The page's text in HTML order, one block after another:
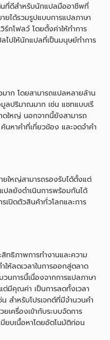
นที่ดีสำหรับนักแปลมืออาชีพที่
ยได้รวมรูปแบบการแปลภาษา
ร์กโฟลว์ โดยตั้งค่าให้ทำการ
ไปให้นักแปลที่เป็นมนุษย์ทำการ
มาก โดยสามารถแปลหลายล้าน
ลปริมาณมาก เช่น แชทแบบเรี
ใหญ่ นอกจากนี้ยังสามารถ
นหาคำที่เกี่ยวข้อง และจดจำคำ
ยใหญ่สามารถรองรับได้ตั้งแต่
ปลยังดำเนินการพร้อมกันได้
เปิดตัวสินค้าทั่วโลกและการ
ทธิภาพการทำงานและความ
ให้ลดเวลาในการออกสู่ตลาด
นการนี้เนื่องจากการแปลภาษา
ต่มีคุณค่า เป็นการลดทั้งเวลา
น สำหรับโปรเจกต์ที่มีจำนวนคำ
เครื่องเข้ากับระบบจัดการ
ยบเนื้อหาโดยอัตโนมัติก่อน